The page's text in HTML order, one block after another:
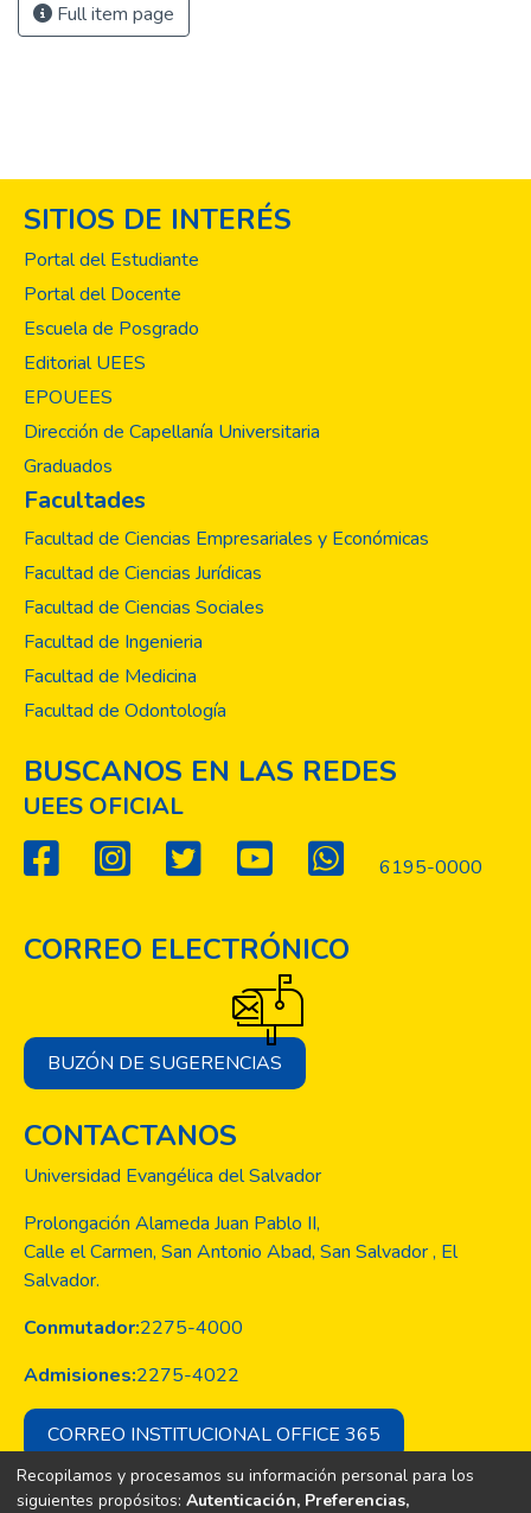
Full item page
SITIOS DE INTERÉS
Portal del Estudiante
Portal del Docente
Escuela de Posgrado
Editorial UEES
EPOUEES
Dirección de Capellanía Universitaria
Graduados
Facultades
Facultad de Ciencias Empresariales y Económicas
Facultad de Ciencias Jurídicas
Facultad de Ciencias Sociales
Facultad de Ingenieria
Facultad de Medicina
Facultad de Odontología
BUSCANOS EN LAS REDES
UEES OFICIAL
6195-0000
CORREO ELECTRÓNICO
BUZÓN DE SUGERENCIAS
CONTACTANOS
Universidad Evangélica del Salvador
Prolongación Alameda Juan Pablo II,
Calle el Carmen, San Antonio Abad, San Salvador , El
Salvador.
Conmutador:2275-4000
Admisiones:2275-4022
CORREO INSTITUCIONAL OFFICE 365
Recopilamos y procesamos su información personal para los
siguientes propósitos: Autenticación, Preferencias,